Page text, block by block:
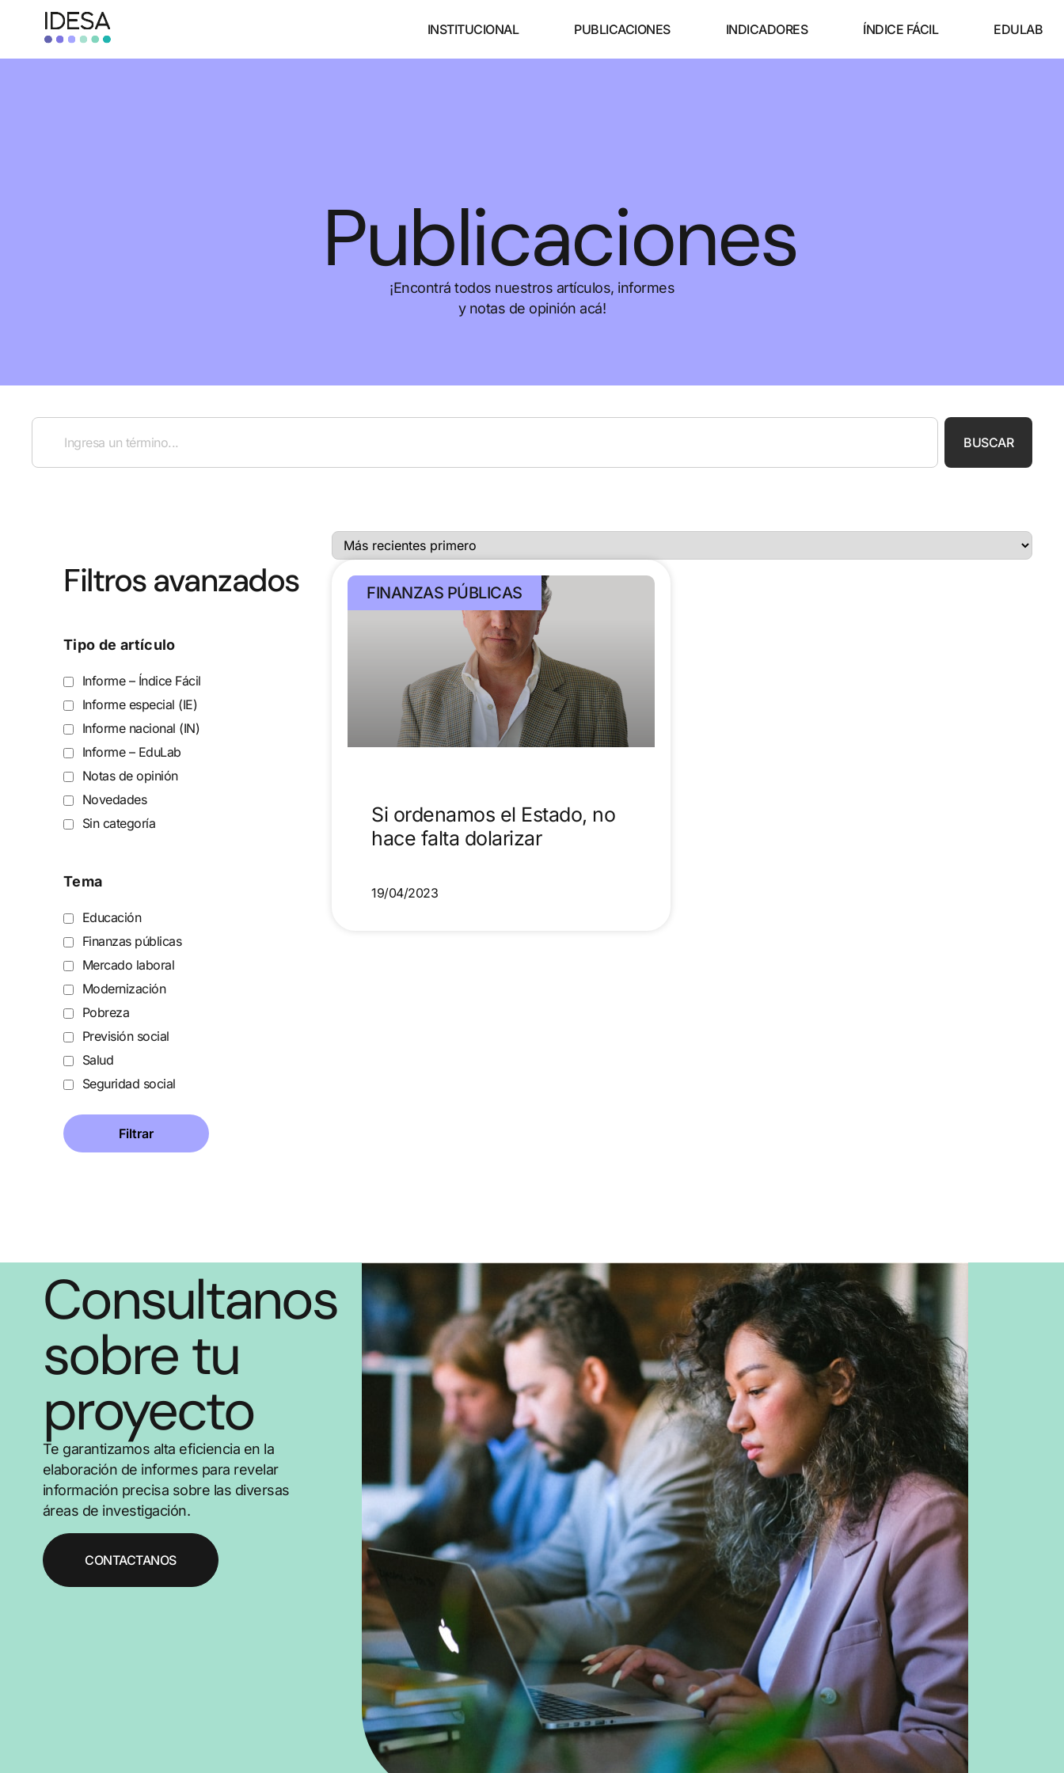
INSTITUCIONAL PUBLICACIONES INDICADORES ÍNDICE FÁCIL EDULAB
Publicaciones
¡Encontrá todos nuestros artículos, informes
y notas de opinión acá!
BUSCAR
Filtros avanzados
Tipo de artículo
Informe – Índice Fácil
Informe especial (IE)
Informe nacional (IN)
Informe – EduLab
Notas de opinión
Novedades
Sin categoría
Tema
Educación
Finanzas públicas
Mercado laboral
Modernización
Pobreza
Previsión social
Salud
Seguridad social
FINANZAS PÚBLICAS
Si ordenamos el Estado, no
hace falta dolarizar
19/04/2023
Consultanos
sobre tu
proyecto
Te garantizamos alta eficiencia en la
elaboración de informes para revelar
información precisa sobre las diversas
áreas de investigación.
CONTACTANOS